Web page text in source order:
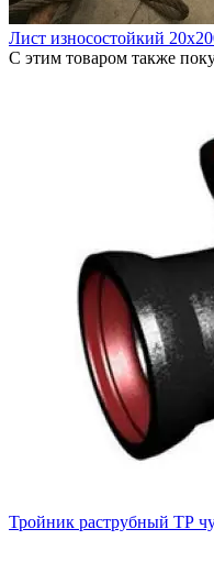
Лист износостойкий
С этим товаром также
Тройник раструбный ТР